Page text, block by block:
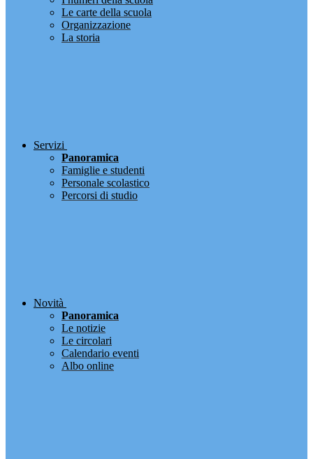
Le carte della scuola
Organizzazione
La storia
Servizi
Panoramica
Famiglie e studenti
Personale scolastico
Percorsi di studio
Novità
Panoramica
Le notizie
Le circolari
Calendario eventi
Albo online